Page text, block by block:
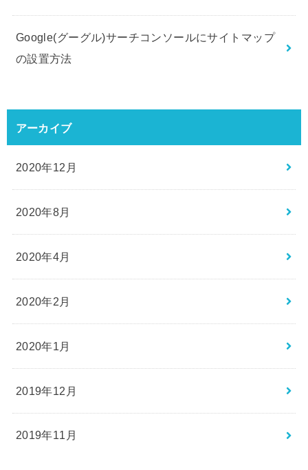
Google(グーグル)サーチコンソールにサイトマップ
の設置方法
アーカイブ
2020年12月
2020年8月
2020年4月
2020年2月
2020年1月
2019年12月
2019年11月